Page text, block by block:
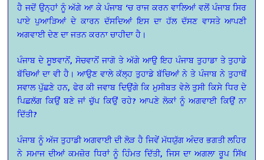
ਹੈ ਜਦੋਂ ਉਨ੍ਹਾਂ ਨੂੰ ਅੱਗੇ ਆ ਕੇ ਪੰਜਾਬ ‘ਚ ਰਾਜ ਕਰਨ ਵਾਲਿਆਂ ਵਲੋਂ ਪੰਜਾਬ ਸਿਰ
ਪਾਏ ਪੁਆੜਿਆਂ ਦੇ ਕਾਰਨ ਦੱਸਦਿਆਂ ਇਸ ਦਾ ਹੱਲ ਦੱਸਣ ਵਾਸਤੇ ਆਪਣੀ
ਅਗਵਾਈ ਦੇਣ ਦਾ ਜਤਨ ਕਰਨਾ ਚਾਹੀਦਾ ਹੈ।
ਪੰਜਾਬ ਦੇ ਸੂਝਵਾਨੋਂ, ਸੋਚਵਾਨੋਂ ਜਾਗੋ ਤੇ ਅੱਗੇ ਆਉ ਇਹ ਪੰਜਾਬ ਤੁਹਾਡਾ ਤੇ ਤੁਹਾਡੇ
ਬੱਚਿਆਂ ਦਾ ਵੀ ਹੈ। ਆਉਣ ਵਾਲੇ ਕੱਲ੍ਹ ਤੁਹਾਡੇ ਬੱਚਿਆਂ ਨੇ ਤੇ ਪੰਜਾਬ ਨੇ ਤੁਹਾਥੋਂ
ਸਵਾਲ ਪੁੱਛਣੇ ਹਨ, ਫੇਰ ਕੀ ਜਵਾਬ ਦਿਉਂਗੇ ਕਿ ਮੁਸੀਬਤ ਵੇਲੇ ਤੁਸੀ ਕਿਸੇ ਧਿਰ ਦੇ
ਪਿਛਲੱਗ ਕਿਉਂ ਬਣੇ ਜਾਂ ਚੁੱਪ ਕਿਉਂ ਰਹੇ? ਆਪਣੇ ਲੋਕਾਂ ਨੂੰ ਅਗਵਾਈ ਕਿਉਂ ਨਾ
ਦਿੱਤੀ?
ਪੰਜਾਬ ਨੂੰ ਅੱਜ ਤੁਹਾਡੀ ਅਗਵਾਈ ਦੀ ਲੋੜ ਹੈ ਜਿਵੇਂ ਮੱਧਯੁੱਗ ਅੰਦਰ ਭਗਤੀ ਲਹਿਰ
ਨੇ ਸਮਾਜ ਦੀਆਂ ਕਮਜ਼ੋਰ ਧਿਰਾਂ ਨੂੰ ਹਿੰਮਤ ਦਿੱਤੀ, ਜਿਸ ਦਾ ਅਗਲਾ ਰੂਪ ਸਿੱਖ